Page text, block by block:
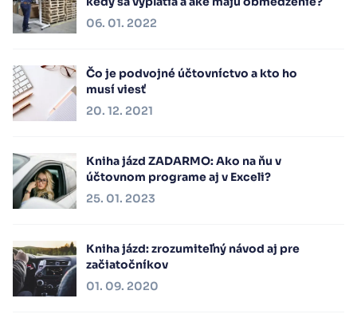
06. 01. 2022
Čo je podvojné účtovníctvo a kto ho
musí viesť
20. 12. 2021
Kniha jázd ZADARMO: Ako na ňu v
účtovnom programe aj v Exceli?
25. 01. 2023
Kniha jázd: zrozumiteľný návod aj pre
začiatočníkov
01. 09. 2020